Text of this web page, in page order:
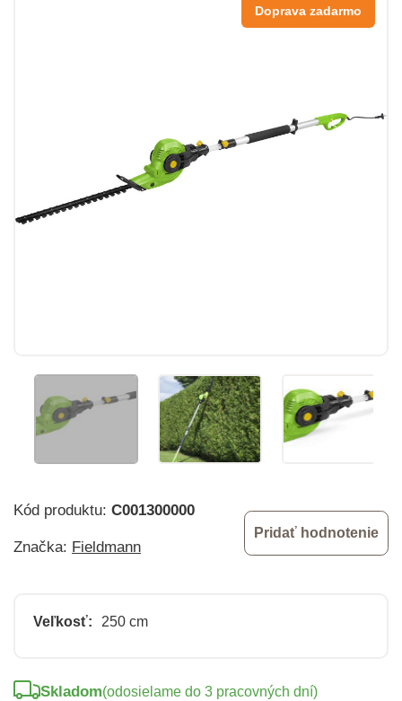
Doprava zadarmo
Kód produktu: C001300000
Značka: Fieldmann
Pridať hodnotenie
Veľkosť: 250 cm
Skladom(odosielame do 3 pracovných dní)